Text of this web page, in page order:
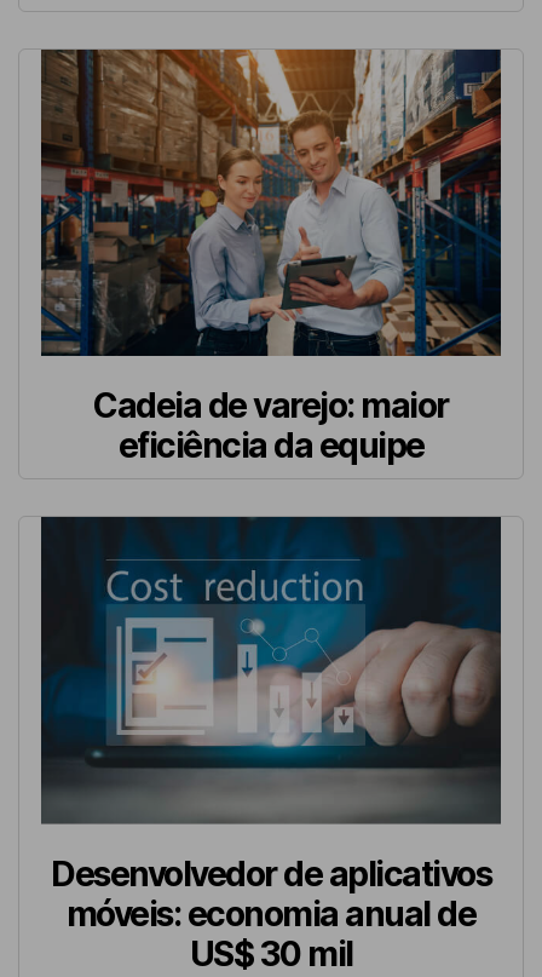
Cadeia de varejo: maior
eficiência da equipe
Desenvolvedor de aplicativos
móveis: economia anual de
US$ 30 mil